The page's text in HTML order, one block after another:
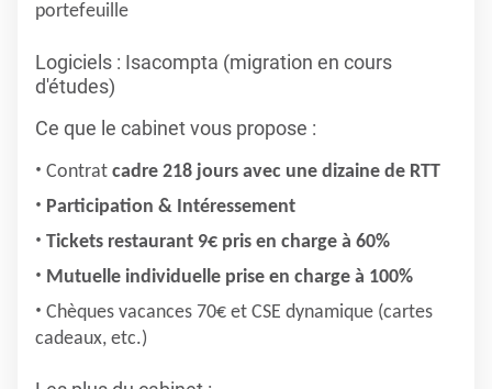
portefeuille
Logiciels : Isacompta (migration en cours
d'études)
Ce que le cabinet vous propose :
Contrat cadre 218 jours avec une dizaine de RTT
Participation & Intéressement
Tickets restaurant 9€ pris en charge à 60%
Mutuelle individuelle prise en charge à 100%
Chèques vacances 70€ et CSE dynamique (cartes
cadeaux, etc.)